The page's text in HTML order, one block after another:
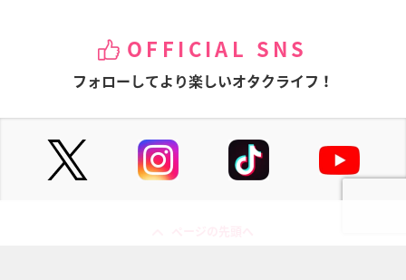
OFFICIAL SNS
フォローしてより楽しいオタクライフ！